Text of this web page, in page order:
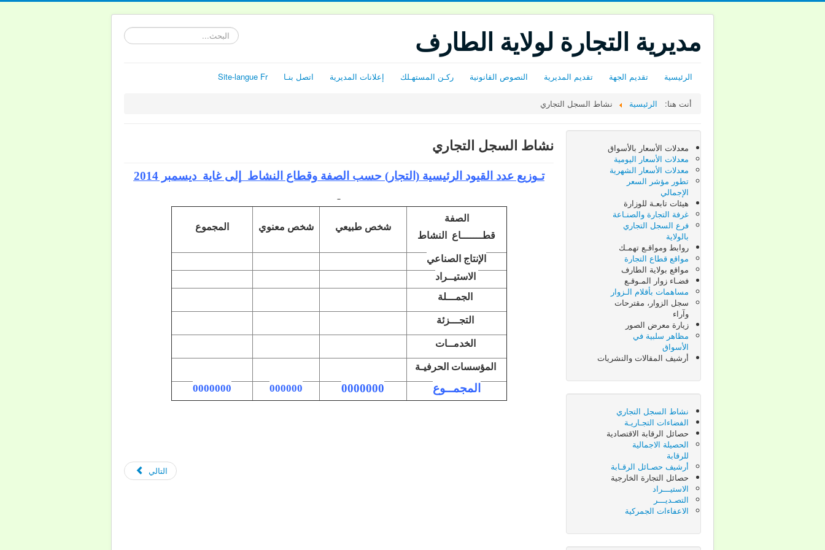
مديرية التجارة لولاية الطارف البحث...
الرئيسية تقديم الجهة تقديم المديرية النصوص القانونية ركـن المستهـلك إعلانات المديرية اتصل بنـا Site-langue Fr
أنت هنا: الرئيسية نشاط السجل التجاري
معدلات الأسعار بالأسواق
معدلات الأسعار اليومية
معدلات الأسعار الشهرية
تطور مؤشر السعر
الإجمالي
هيئات تابعـة للوزارة
غرفة التجارة والصنـاعة
فرع السجل التجاري
بالولاية
روابط ومواقـع تهمـك
مواقع قطاع التجارة
مواقع بولاية الطارف
فضـاء زوار المـوقـع
مساهمات بأقلام الـزوار
سجل الزوار، مقترحات
وآراء
زيارة معرض الصور
مظاهر سلبية في
الأسواق
أرشيف المقالات والنشريات
نشاط السجل التجاري
الفضاءات التجـاريـة
حصائل الرقابة الاقتصادية
الحصيلة الاجمالية
للرقابة
أرشيف حصـائل الرقـابة
حصائل التجارة الخارجية
الاستيـــراد
التصـديـــر
الاعفاءات الجمركية
نشاط السجل التجاري
تـوزيع عدد القيود الرئيسية (التجار) حسب الصفة وقطاع النشاط إلى غاية ديسمبر2014
الصفة
قطـــــــاع النشاط
شخص طبيعي شخص معنوي المجموع
الإنتاج الصناعي
الاستيــراد
الجمـــلة
التجـــزئة
الخدمــات
المؤسسات الحرفيـة
المجمــوع 0000000
000000
0000000
التالي